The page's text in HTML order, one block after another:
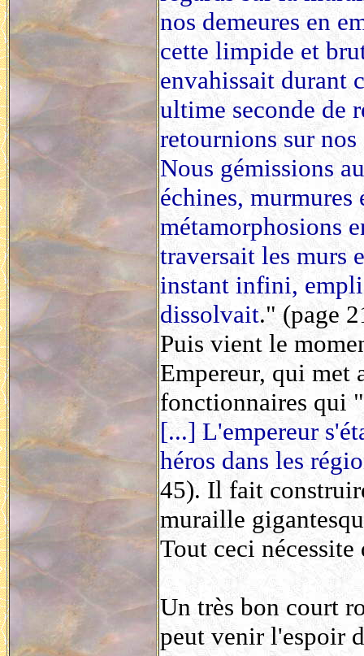
nos demeures en
cette limpide et
envahissait durant
ultime seconde de
retournions sur
Nous gémissions
échines, murmures
métamorphosions
traversait les murs
instant infini,
dissolvait." (page
Puis vient le
Empereur, qui met
fonctionnaires qui "
[...] L'empereur
héros dans les
45). Il fait
muraille
Tout ceci
Un très bon court
peut venir l'espoir